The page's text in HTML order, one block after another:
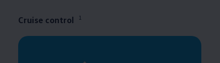
Cruise control 1